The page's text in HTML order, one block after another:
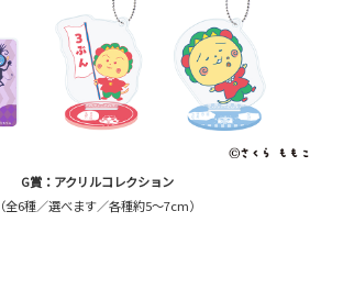
G賞：アクリルコレクション
（全6種／選べます／各種約5～7cm）